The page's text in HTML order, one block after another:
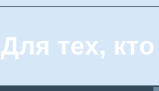
Для тех,